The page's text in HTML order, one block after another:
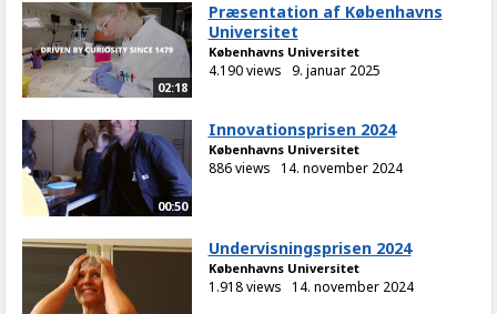
02:18
Præsentation af Københavns
Universitet
Københavns Universitet
4.190 views 9. januar 2025
00:50
Innovationsprisen 2024
Københavns Universitet
886 views 14. november 2024
Undervisningsprisen 2024
Københavns Universitet
1.918 views 14. november 2024